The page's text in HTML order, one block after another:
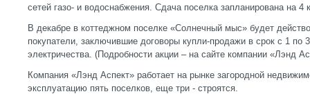
сетей газо- и водоснабжения. Сдача поселка запланирована на 4
В декабре в коттеджном поселке «Солнечный мыс» будет
покупатели, заключившие договоры купли-продажи в срок с 1 по
электричества. (Подробности акции – на сайте компании «Лэнд
Компания «Лэнд Аспект» работает на рынке загородной
эксплуатацию пять поселков, еще три - строятся.